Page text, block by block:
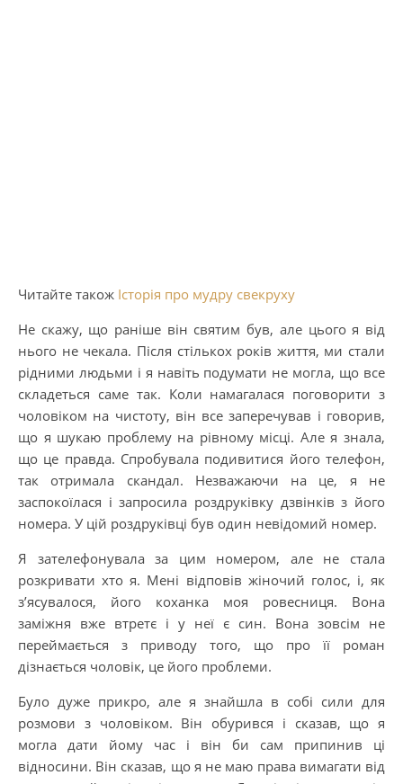
Читайте також Історія про мудру свекруху
Не скажу, що раніше він святим був, але цього я від
нього не чекала. Після стількох років життя, ми стали
рідними людьми і я навіть подумати не могла, що все
складеться саме так. Коли намагалася поговорити з
чоловіком на чистоту, він все заперечував і говорив,
що я шукаю проблему на рівному місці. Але я знала,
що це правда. Спробувала подивитися його телефон,
так отримала скандал. Незважаючи на це, я не
заспокоїлася і запросила роздруківку дзвінків з його
номера. У цій роздруківці був один невідомий номер.
Я зателефонувала за цим номером, але не стала
розкривати хто я. Мені відповів жіночий голос, і, як
з’ясувалося, його коханка моя ровесниця. Вона
заміжня вже втретє і у неї є син. Вона зовсім не
переймається з приводу того, що про її роман
дізнається чоловік, це його проблеми.
Було дуже прикро, але я знайшла в собі сили для
розмови з чоловіком. Він обурився і сказав, що я
могла дати йому час і він би сам припинив ці
відносини. Він сказав, що я не маю права вимагати від